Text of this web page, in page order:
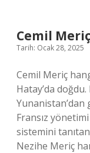
Cemil
Tarih: Ocak 28, 2025
Cemil Meriç
Hatay’da doğdu.
Fransız
sistemini
Nezihe Meriç